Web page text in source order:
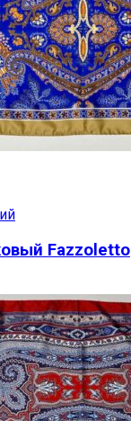
Fazzoletto